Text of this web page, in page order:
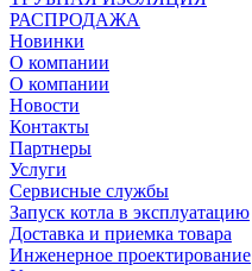
РАСПРОДАЖА
Новинки
О компании
О компании
Новости
Контакты
Партнеры
Услуги
Сервисные службы
Запуск котла в эксплуатацию
Доставка и приемка товара
Инженерное проектирование